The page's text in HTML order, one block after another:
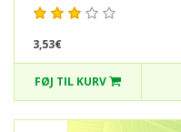
3,53€
FØJ TIL KURV